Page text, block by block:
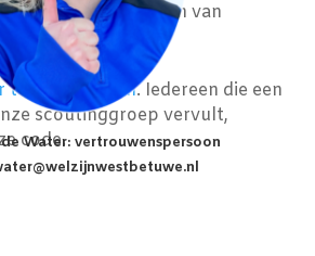
voor alle leden van
te downloaden. Iedereen die een
scoutinggroep vervult,
code.
Water: vertrouwenspersoon